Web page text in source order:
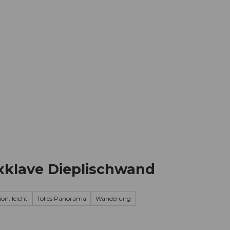
Dieplischwand
leicht Tolles Panorama Wanderung